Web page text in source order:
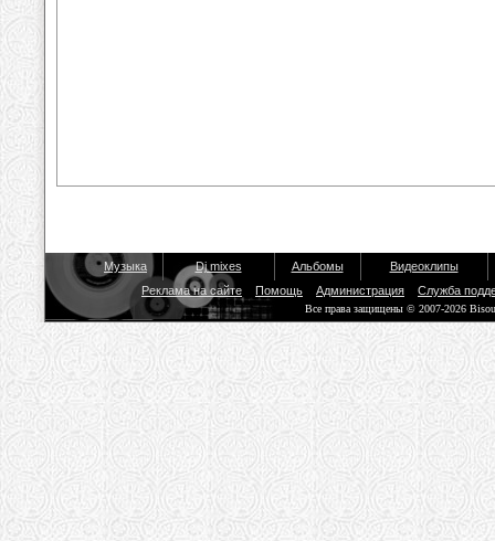
Музыка Dj mixes Альбомы
Видеоклипы
Реклама на сайте
Помощь Администрация Служба
Все права защищены © 2007-2026